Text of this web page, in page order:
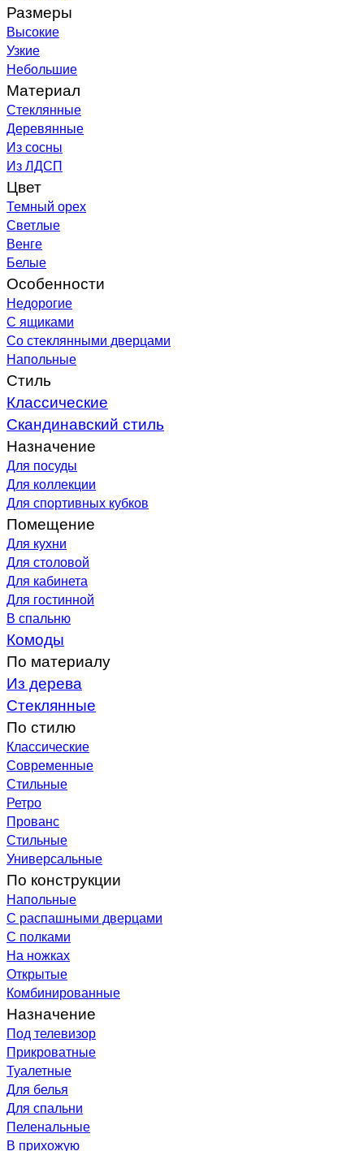
Размеры
Высокие
Узкие
Небольшие
Материал
Стеклянные
Деревянные
Из сосны
Из ЛДСП
Цвет
Темный орех
Светлые
Венге
Белые
Особенности
Недорогие
С ящиками
Со стеклянными дверцами
Напольные
Стиль
Классические
Скандинавский стиль
Назначение
Для посуды
Для коллекции
Для спортивных кубков
Помещение
Для кухни
Для столовой
Для кабинета
Для гостинной
В спальню
Комоды
По материалу
Из дерева
Стеклянные
По стилю
Классические
Современные
Стильные
Ретро
Прованс
Стильные
Универсальные
По конструкции
Напольные
С распашными дверцами
С полками
На ножках
Открытые
Комбинированные
Назначение
Под телевизор
Прикроватные
Туалетные
Для белья
Для спальни
Пеленальные
В прихожую